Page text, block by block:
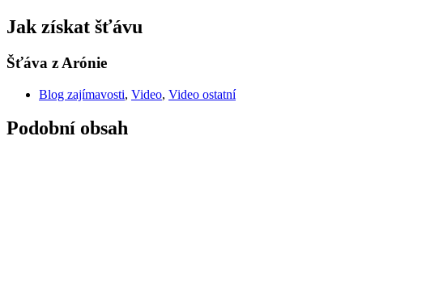
Jak získat šťávu
Šťáva z Arónie
Blog zajímavosti, Video, Video ostatní
Podobní obsah